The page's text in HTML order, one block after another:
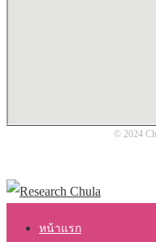
© 2024
หน้าแรก